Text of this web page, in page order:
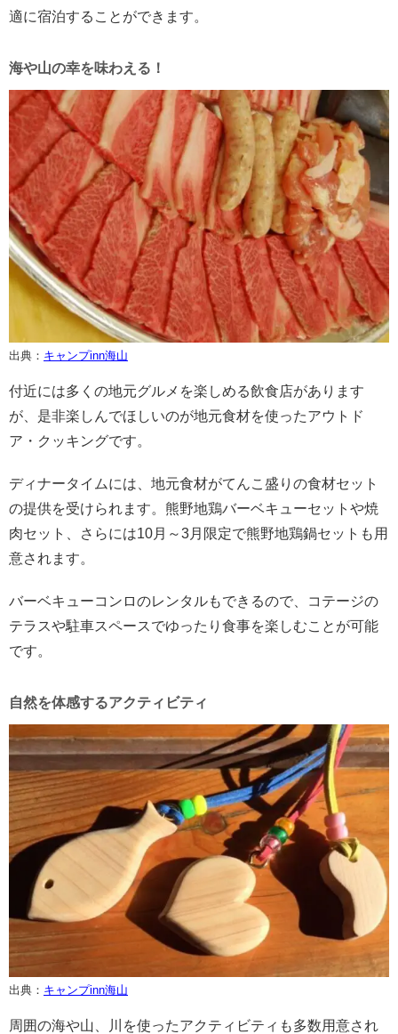
適に宿泊することができます。
海や山の幸を味わえる！
出典： キャンプinn海山
付近には多くの地元グルメを楽しめる飲食店があります
が、是非楽しんでほしいのが地元食材を使ったアウトド
ア・クッキングです。
ディナータイムには、地元食材がてんこ盛りの食材セット
の提供を受けられます。熊野地鶏バーベキューセットや焼
肉セット、さらには10月～3月限定で熊野地鶏鍋セットも用
意されます。
バーベキューコンロのレンタルもできるので、コテージの
テラスや駐車スペースでゆったり食事を楽しむことが可能
です。
自然を体感するアクティビティ
出典： キャンプinn海山
周囲の海や山、川を使ったアクティビティも多数用意され